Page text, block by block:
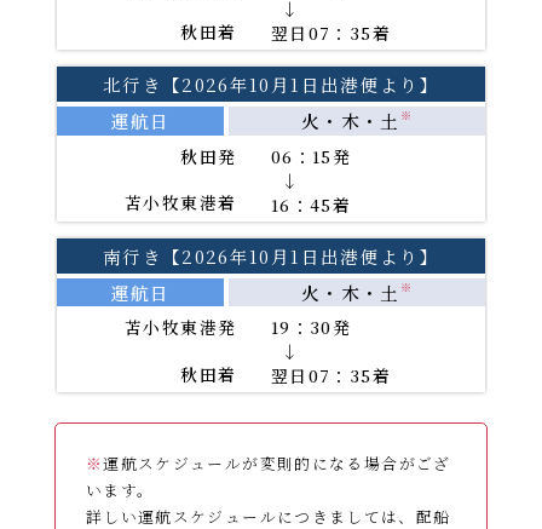
秋田着
→
翌日07：35着
北行き【2026年10月1日出港便より】
運航日
火・木・土 ※
秋田発
苫小牧東港着
06：15発
→
16：45着
南行き【2026年10月1日出港便より】
運航日
火・木・土 ※
苫小牧東港発
秋田着
19：30発
→
翌日07：35着
※運航スケジュールが変則的になる場合がござ
います。
詳しい運航スケジュールにつきましては、配船